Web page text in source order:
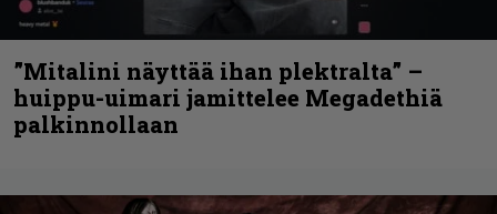
”Mitalini näyttää ihan plektralta” –
huippu-uimari jamittelee Megadethiä
palkinnollaan